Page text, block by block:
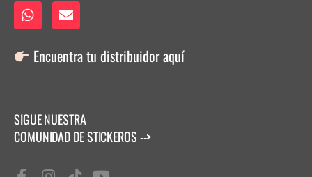
Encuentra tu distribuidoraquí
SIGUE NUESTRA
COMUNIDAD DE STICKEROS -->